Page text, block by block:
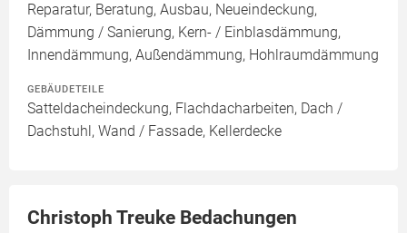
Reparatur, Beratung, Ausbau, Neueindeckung,
Dämmung / Sanierung, Kern- / Einblasdämmung,
Innendämmung, Außendämmung, Hohlraumdämmung
GEBÄUDETEILE
Satteldacheindeckung, Flachdacharbeiten, Dach /
Dachstuhl, Wand / Fassade, Kellerdecke
Christoph Treuke Bedachungen